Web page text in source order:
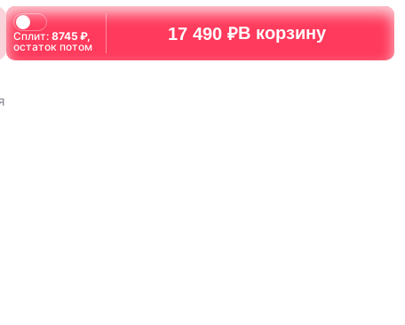
Сплит:8745 ₽,
остаток потом
17 490 ₽В корзину